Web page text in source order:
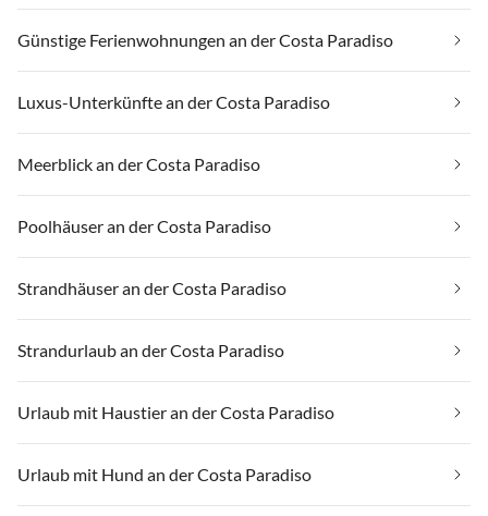
Günstige Ferienwohnungen an der Costa Paradiso
Luxus-Unterkünfte an der Costa Paradiso
Meerblick an der Costa Paradiso
Poolhäuser an der Costa Paradiso
Strandhäuser an der Costa Paradiso
Strandurlaub an der Costa Paradiso
Urlaub mit Haustier an der Costa Paradiso
Urlaub mit Hund an der Costa Paradiso